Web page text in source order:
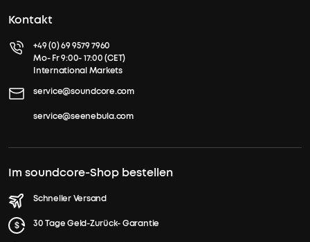
Kontakt
+49 (0) 69 9579 7960
Mo- Fr 9:00- 17:00 (CET)
International Markets
service@soundcore.com
service@seenebula.com
Im soundcore-Shop bestellen
Schneller Versand
30 Tage Geld-Zurück- Garantie